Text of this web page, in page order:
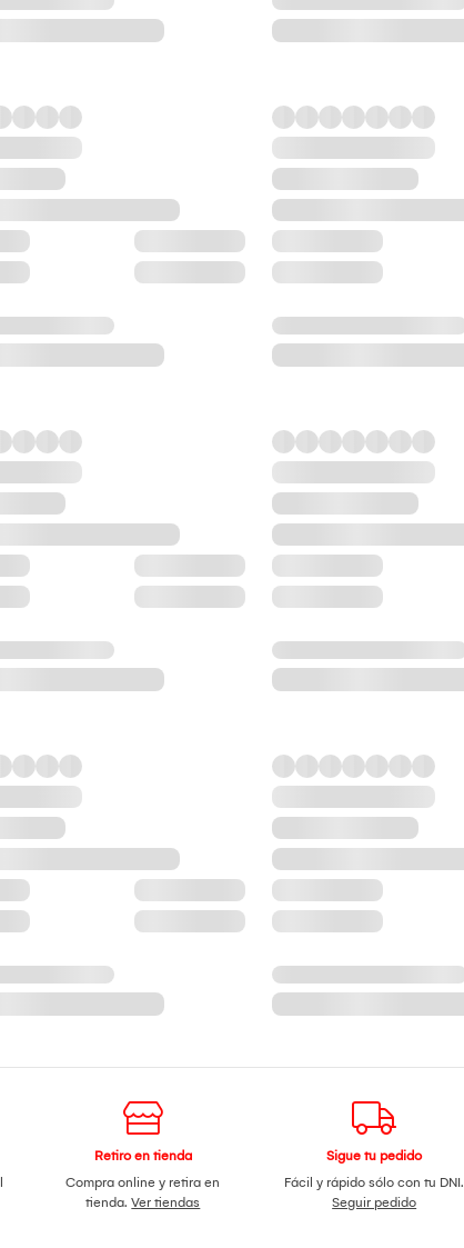
Retiro en tienda
Compra online y retira en
tienda.Ver tiendas
Sigue tu pedido
Fácil y rápido sólo con tu DNI.
Seguir pedido